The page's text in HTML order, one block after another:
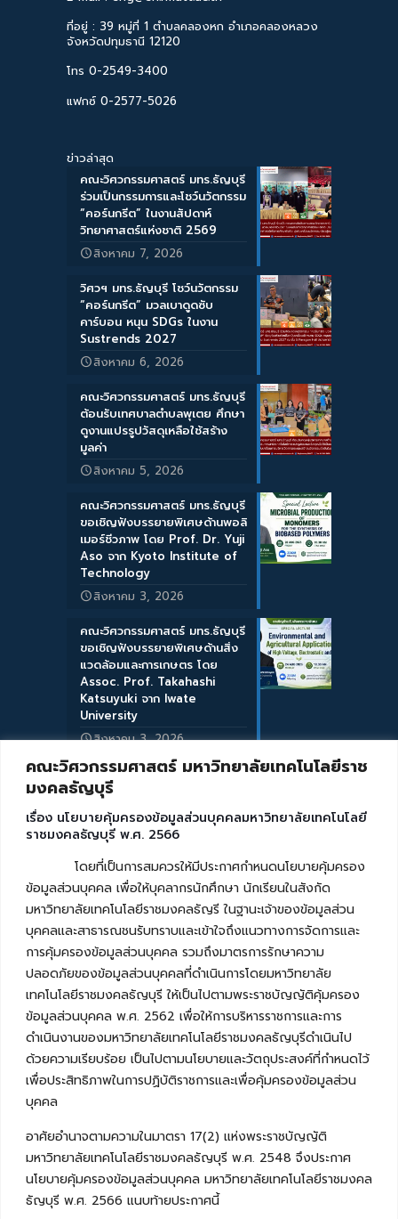
คณะวิศวกรรมศาสตร์ มหาวิทยาลัยเทคโนโลยีราช
มงคลธัญบุรี
เรื่อง นโยบายคุ้มครองข้อมูลส่วนบุคคลมหาวิทยาลัยเทคโนโลยี
ราชมงคลธัญบุรี พ.ศ. 2566
โดยที่เป็นการสมควรให้มีประกาศกำหนดนโยบายคุ้มครอง
ข้อมูลส่วนบุคคล เพื่อให้บุคลากรนักศึกษา นักเรียนในสังกัด
มหาวิทยาลัยเทคโนโลยีราชมงคลธัญรี ในฐานะเจ้าของข้อมูลส่วน
บุคคลและสาธารณชนรับทราบและเข้าใจถึงแนวทางการจัดการและ
การคุ้มครองข้อมูลส่วนบุคคล รวมถึงมาตรการรักษาความ
ปลอดภัยของข้อมูลส่วนบุคคลที่ดำเนินการโดยมหาวิทยาลัย
เทคโนโลยีราชมงคลธัญบุรี ให้เป็นไปตามพระราชบัญญัติคุ้มครอง
ข้อมูลส่วนบุคคล พ.ศ. 2562 เพื่อให้การบริหารราชการและการ
ดำเนินงานของมหาวิทยาลัยเทคโนโลยีราชมงคลธัญบุรีดำเนินไป
ด้วยความเรียบร้อย เป็นไปตามนโยบายและวัตถุประสงค์ที่กำหนดไว้
เพื่อประสิทธิภาพในการปฏิบัติราชการและเพื่อคุ้มครองข้อมูลส่วน
บุคคล
อาศัยอำนาจตามความในมาตรา 17(2) แห่งพระราชบัญญัติ
มหาวิทยาลัยเทคโนโลยีราชมงคลธัญบุรี พ.ศ. 2548 จึงประกาศ
นโยบายคุ้มครองข้อมูลส่วนบุคคล มหาวิทยาลัยเทคโนโลยีราชมงคล
ธัญบุรี พ.ศ. 2566 แนบท้ายประกาศนี้
ที่อยู่ : 39 หมู่ที่ 1 ตำบลคลองหก อำเภอคลองหลวง
จังหวัดปทุมธานี 12120
โทร 0-2549-3400
แฟกซ์ 0-2577-5026
ข่าวล่าสุด
คณะวิศวกรรมศาสตร์ มทร.ธัญบุรี
ร่วมเป็นกรรมการและโชว์นวัตกรรม
“คอร์นกรีต” ในงานสัปดาห์
วิทยาศาสตร์แห่งชาติ 2569
สิงหาคม 7, 2026
วิศวฯ มทร.ธัญบุรี โชว์นวัตกรรม
“คอร์นกรีต” มวลเบาดูดซับ
คาร์บอน หนุน SDGs ในงาน
Sustrends 2027
สิงหาคม 6, 2026
คณะวิศวกรรมศาสตร์ มทร.ธัญบุรี
ต้อนรับเทศบาลตำบลพุเตย ศึกษา
ดูงานแปรรูปวัสดุเหลือใช้สร้าง
มูลค่า
สิงหาคม 5, 2026
คณะวิศวกรรมศาสตร์ มทร.ธัญบุรี
ขอเชิญฟังบรรยายพิเศษด้านพอลิ
เมอร์ชีวภาพ โดย Prof. Dr. Yuji
Aso จาก Kyoto Institute of
Technology
สิงหาคม 3, 2026
คณะวิศวกรรมศาสตร์ มทร.ธัญบุรี
ขอเชิญฟังบรรยายพิเศษด้านสิ่ง
แวดล้อมและการเกษตร โดย
Assoc. Prof. Takahashi
Katsuyuki จาก Iwate
University
สิงหาคม 3, 2026